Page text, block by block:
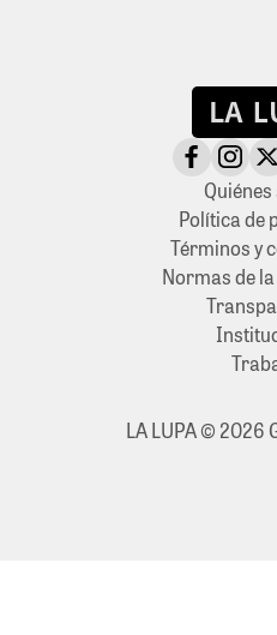
Política de
Términos y
Normas de
LA LUPA © 2026